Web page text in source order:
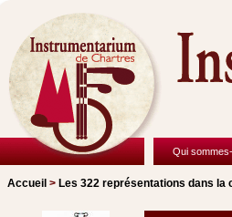
Qui
Accueil > Les 322 représentations dans la